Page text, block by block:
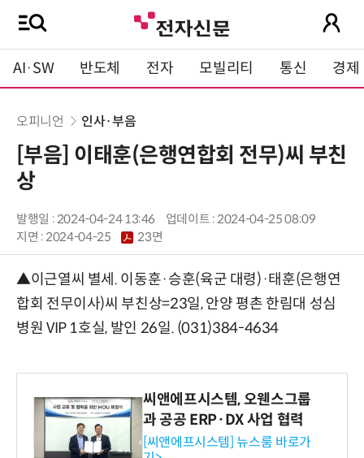
AI·SW 반도체 전자 모빌리티 통신 경제
오피니언 인사·부음
[부음] 이태훈(은행연합회 전무)씨 부친
상
발행일 : 2024-04-24 13:46
업데이트 : 2024-04-25 08:09
지면 :2024-04-25 23면
▲이근열씨 별세. 이동훈·승훈(육군 대령)·태훈(은행연
합회 전무이사)씨 부친상=23일, 안양 평촌 한림대 성심
병원 VIP 1호실, 발인 26일. (031)384-4634
씨앤에프시스템, 오웬스그룹
과 공공 ERP·DX 사업 협력
[씨앤에프시스템] 뉴스룸 바로가